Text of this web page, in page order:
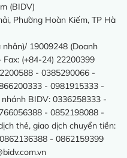
(BIDV)
Phường Hoàn Kiếm, TP Hà
19009248 (Doanh
(+84-24) 22200399
- 0385290066 -
- 0981915333 -
BIDV: 0336258333 -
- 0852198088 -
thẻ, giao dịch chuyển tiền:
- 0862159399